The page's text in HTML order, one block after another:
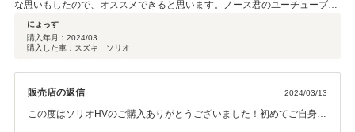
な思いもしたので、オススメできると思います。ノース君のユーチューブう
けましたｗｗ楽しみにしてます
にょっす
購入年月： 2024/03
購入した車：スズキ ソリオ
販売店の返信 2024/03/13
この度はソリオHVのご購入ありがとうございました！初めてご自身で